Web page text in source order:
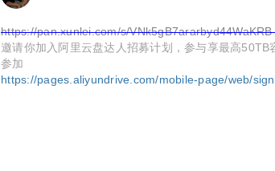
https://pan.xunlei.com/s/
邀请你加入阿里云盘达人招募计划，参与享最高
参加
https://pages.aliyundrive.com/mobile-page/web/